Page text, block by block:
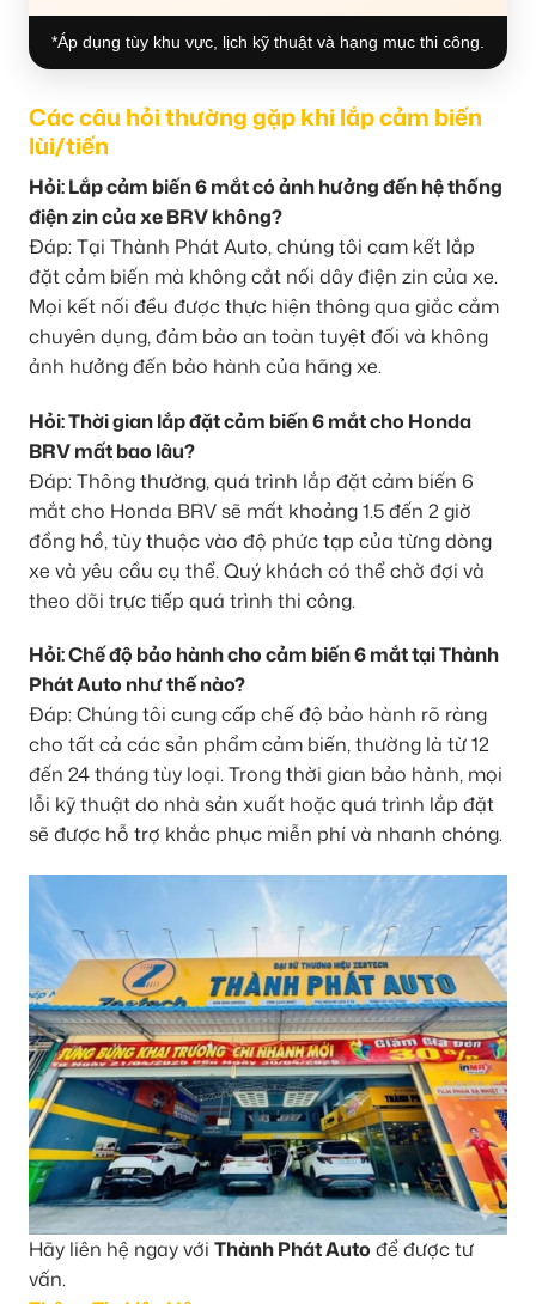
*Áp dụng tùy khu vực, lịch kỹ thuật và hạng mục thi công.
Các câu hỏi thường gặp khi lắp cảm biến
lùi/tiến
Hỏi: Lắp cảm biến 6 mắt có ảnh hưởng đến hệ thống
điện zin của xe BRV không?
Đáp: Tại Thành Phát Auto, chúng tôi cam kết lắp
đặt cảm biến mà không cắt nối dây điện zin của xe.
Mọi kết nối đều được thực hiện thông qua giắc cắm
chuyên dụng, đảm bảo an toàn tuyệt đối và không
ảnh hưởng đến bảo hành của hãng xe.
Hỏi: Thời gian lắp đặt cảm biến 6 mắt cho Honda
BRV mất bao lâu?
Đáp: Thông thường, quá trình lắp đặt cảm biến 6
mắt cho Honda BRV sẽ mất khoảng 1.5 đến 2 giờ
đồng hồ, tùy thuộc vào độ phức tạp của từng dòng
xe và yêu cầu cụ thể. Quý khách có thể chờ đợi và
theo dõi trực tiếp quá trình thi công.
Hỏi: Chế độ bảo hành cho cảm biến 6 mắt tại Thành
Phát Auto như thế nào?
Đáp: Chúng tôi cung cấp chế độ bảo hành rõ ràng
cho tất cả các sản phẩm cảm biến, thường là từ 12
đến 24 tháng tùy loại. Trong thời gian bảo hành, mọi
lỗi kỹ thuật do nhà sản xuất hoặc quá trình lắp đặt
sẽ được hỗ trợ khắc phục miễn phí và nhanh chóng.
Hãy liên hệ ngay với Thành Phát Auto để được tư
vấn.